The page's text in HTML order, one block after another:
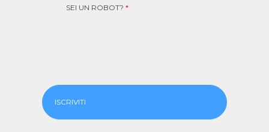
SEI UN ROBOT? *
ISCRIVITI